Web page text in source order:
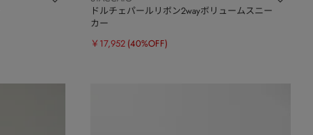
ドルチェパールリボン2wayボリュームスニー
カー
￥17,952 (40%OFF)